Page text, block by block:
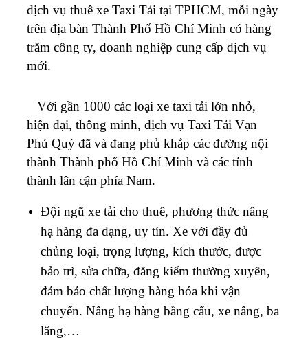
dịch vụ thuê xe Taxi Tải tại TPHCM, mỗi ngày
trên địa bàn Thành Phố Hồ Chí Minh có hàng
trăm công ty, doanh nghiệp cung cấp dịch vụ
mới.
Với gần 1000 các loại xe taxi tải lớn nhỏ,
hiện đại, thông minh, dịch vụ Taxi Tải Vạn
Phú Quý đã và đang phủ khắp các đường nội
thành Thành phố Hồ Chí Minh và các tỉnh
thành lân cận phía Nam.
Đội ngũ xe tải cho thuê, phương thức nâng
hạ hàng đa dạng, uy tín. Xe với đầy đủ
chủng loại, trọng lượng, kích thước, được
bảo trì, sửa chữa, đăng kiểm thường xuyên,
đảm bảo chất lượng hàng hóa khi vận
chuyển. Nâng hạ hàng bằng cẩu, xe nâng, ba
lăng,…